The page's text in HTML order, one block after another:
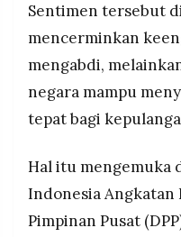
MEDIA
PRAMUDITA
©
-
2026
PT.
MEDIA
PRAMUDITA
dan berniat pulang
Kader GMPK
pemerintah (MBG,
dengan gaya
mudah dipahami
kalangan sebaya.
Sentimen tersebut
mencerminkan
mengabdi,
negara mampu
tepat bagi
Hal itu mengemuka
Indonesia Angkatan
Pimpinan Pusat